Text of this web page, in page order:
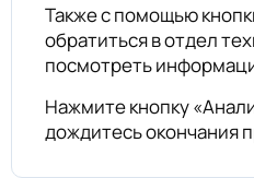
Также с помощью
обратиться в отдел
посмотреть
Нажмите кнопку
дождитесь окончания